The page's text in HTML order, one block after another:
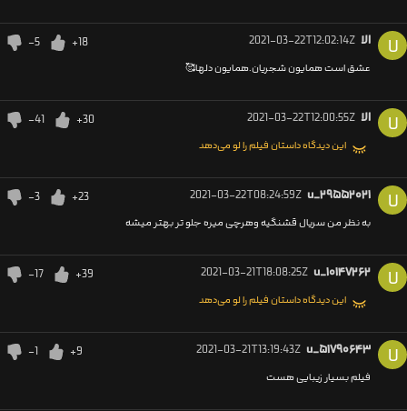
U الا 2021-03-22T12:02:14Z
+18
-5
عشق است همایون شجریان.همایون دلها🥰
U الا 2021-03-22T12:00:55Z
+30
-41
این دیدگاه داستان فیلم را لو می‌دهد
U u_۲۹۵۵۲۰۲۱ 2021-03-22T08:24:59Z
+23
-3
به نظر من سریال قشنگیه وهرچی میره جلو تر بهتر میشه
U u_۱۰۱۴۷۲۶۲ 2021-03-21T18:08:25Z
+39
-17
این دیدگاه داستان فیلم را لو می‌دهد
U u_۵۱۷۹۰۶۴۳ 2021-03-21T13:19:43Z
+9
-1
فیلم بسیار زیبایی هست